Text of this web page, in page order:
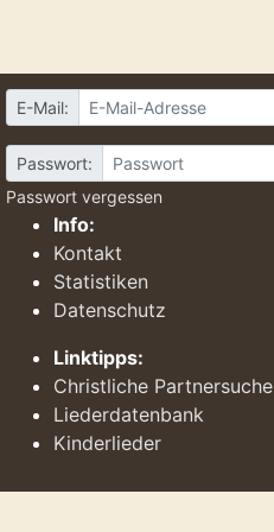
E-Mail:
Passwort:
Passwort vergessen
Info:
Kontakt
Statistiken
Datenschutz
Linktipps:
Christliche Partnersuche
Liederdatenbank
Kinderlieder